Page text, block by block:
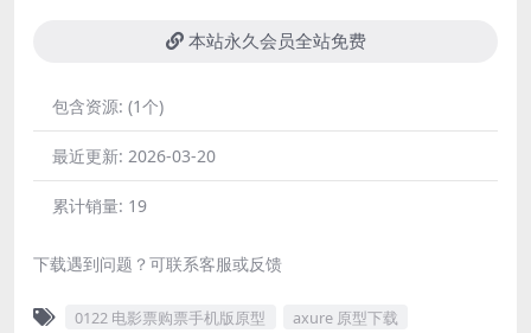
本站永久会员全站免费
包含资源: (1个)
最近更新: 2026-03-20
累计销量: 19
下载遇到问题？可联系客服或反馈
0122 电影票购票手机版原型
axure 原型下载